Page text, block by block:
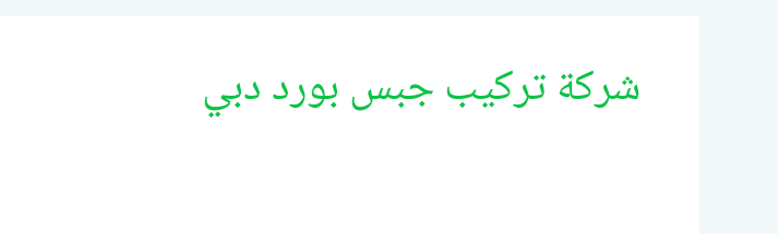
شركة تركيب جبس بورد دبي